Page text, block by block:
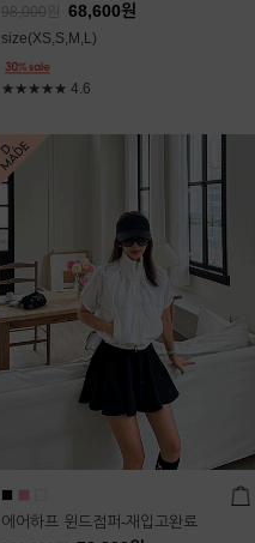
98,000 68,600원
size(XS,S,M,L)
★★★★★ 4.6
에어하프 윈드점퍼-재입고완료